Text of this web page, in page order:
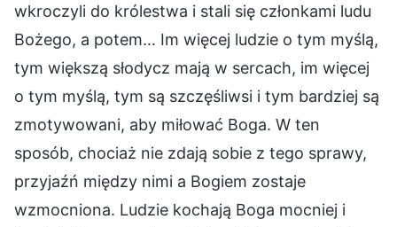
wkroczyli do królestwa i stali się członkami ludu
Bożego, a potem… Im więcej ludzie o tym myślą,
tym większą słodycz mają w sercach, im więcej
o tym myślą, tym są szczęśliwsi i tym bardziej są
zmotywowani, aby miłować Boga. W ten
sposób, chociaż nie zdają sobie z tego sprawy,
przyjaźń między nimi a Bogiem zostaje
wzmocniona. Ludzie kochają Boga mocniej i